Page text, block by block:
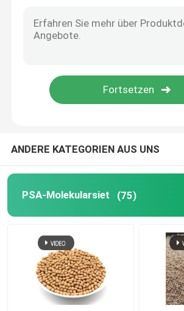
Tonerde-keramischer Ball
Keramische Turmverpackungen
Kunststoff-Turmverpackungen
Lithiumbatterie-Elektrolyte Trockner
Keramische Bio-Kugeln
Bienenwabe keramisch
ANDERE KATEGORIEN AUS UNS
PSA-Molekularsiet (75)